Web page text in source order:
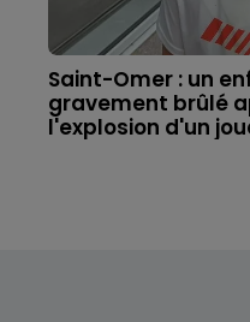
Saint-Omer : un
gravement brûlé
l'explosion d'un